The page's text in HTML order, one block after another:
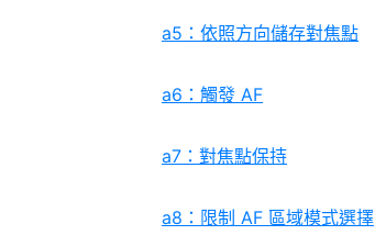
a5：依照方向儲存對焦點
a6：觸發 AF
a7：對焦點保持
a8：限制 AF 區域模式選擇